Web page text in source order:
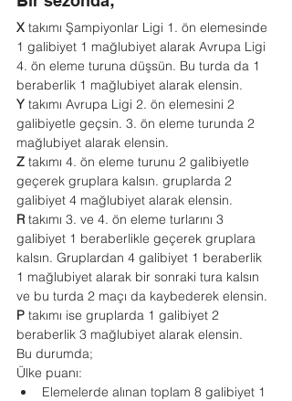
X takımı Şampiyonlar Ligi 1. ön elemesinde
1 galibiyet 1 mağlubiyet alarak Avrupa Ligi
4. ön eleme turuna düşsün. Bu turda da 1
beraberlik 1 mağlubiyet alarak elensin.
Y takımı Avrupa Ligi 2. ön elemesini 2
galibiyetle geçsin. 3. ön eleme turunda 2
mağlubiyet alarak elensin.
Z takımı 4. ön eleme turunu 2 galibiyetle
geçerek gruplara kalsın. gruplarda 2
galibiyet 4 mağlubiyet alarak elensin.
R takımı 3. ve 4. ön eleme turlarını 3
galibiyet 1 beraberlikle geçerek gruplara
kalsın. Gruplardan 4 galibiyet 1 beraberlik
1 mağlubiyet alarak bir sonraki tura kalsın
ve bu turda 2 maçı da kaybederek elensin.
P takımı ise gruplarda 1 galibiyet 2
beraberlik 3 mağlubiyet alarak elensin.
Bu durumda;
Ülke puanı:
Elemelerde alınan toplam 8 galibiyet 1